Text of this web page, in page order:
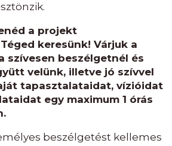
a projekt
keresünk! Várjuk a
szívesen beszélgetnél és
velünk, illetve jó szívvel
tapasztalataidat, vízióidat
egy maximum 1 órás
beszélgetést kellemes